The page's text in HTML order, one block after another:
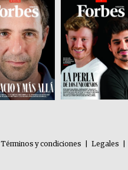
Términos y condiciones Legales